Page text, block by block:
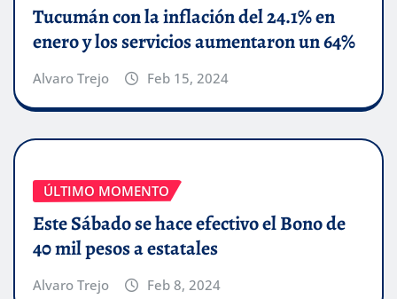
Tucumán con la inflación del 24.1% en
enero y los servicios aumentaron un 64%
Alvaro Trejo Feb 15, 2024
ÚLTIMO MOMENTO
Este Sábado se hace efectivo el Bono de
40 mil pesos a estatales
Alvaro Trejo Feb 8, 2024